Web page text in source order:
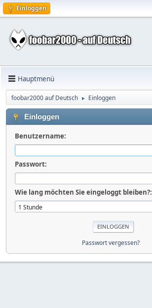
Einloggen
Hauptmenü
foobar2000 auf Deutsch ► Einloggen
Einloggen
Benutzername:
Passwort:
Wie lang möchten Sie eingeloggt bleiben?:
Passwort vergessen?